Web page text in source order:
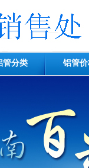
管分类 铝管